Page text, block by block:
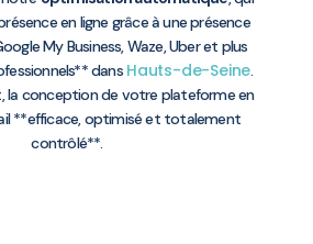
en ligne grâce à une présence
My Business, Waze, Uber et plus
dans Hauts-de-Seine.
la conception de votre plateforme en
**efficace, optimisé et totalement
contrôlé**.